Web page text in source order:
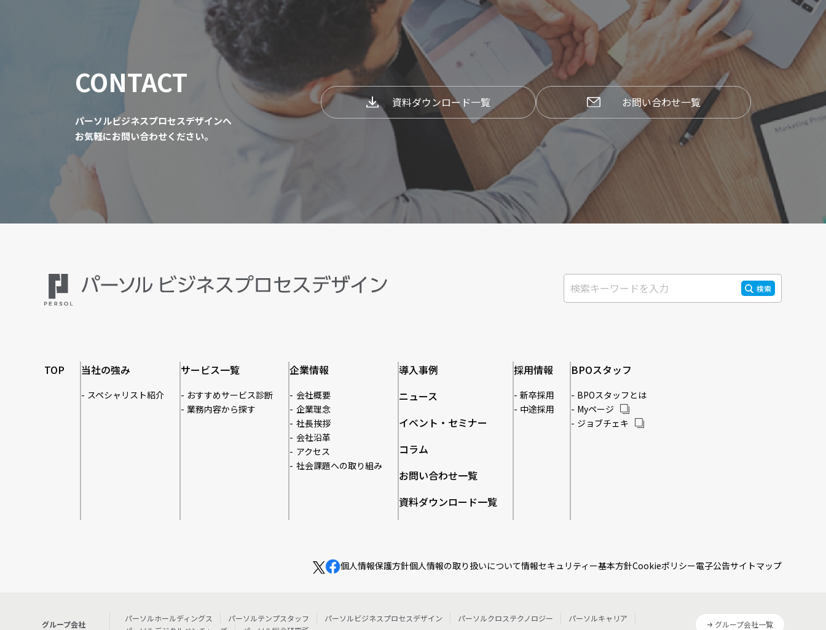
CONTACT
パーソルビジネスプロセスデザインへ
お気軽にお問い合わせください。
資料ダウンロード一覧 お問い合わせ一覧
検索
TOP 当社の強み
スペシャリスト紹介
サービス一覧
おすすめサービス診断
業務内容から探す
企業情報
会社概要
企業理念
社長挨拶
会社沿革
アクセス
社会課題への取り組み
導入事例
ニュース
イベント・セミナー
コラム
お問い合わせ一覧
資料ダウンロード一覧
採用情報
新卒採用
中途採用
BPOスタッフ
BPOスタッフとは
Myページ
ジョブチェキ
個人情報保護方針個人情報の取り扱いについて情報セキュリティー基本方針Cookieポリシー電子公告サイトマップ
グループ会社
パーソルホールディングス パーソルテンプスタッフ パーソルビジネスプロセスデザイン パーソルクロステクノロジー
パーソルキャリア
グループ会社一覧